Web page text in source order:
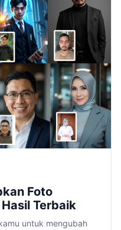
Foto
Terbaik
untuk mengubah